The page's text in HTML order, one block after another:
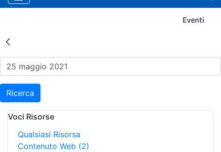
Eventi
Risultati della Ricerca -
Ricerca
Voci Risorse
Qualsiasi Risorsa
Contenuto Web (2)